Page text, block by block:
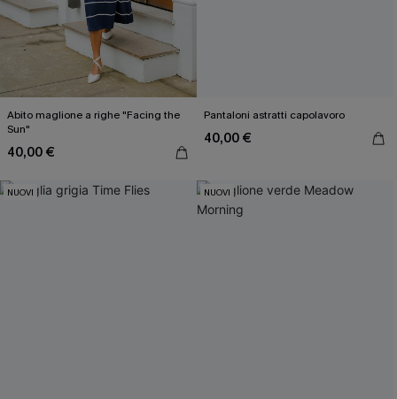
Abito maglione a righe "Facing the
Sun"
40,00 €
Pantaloni astratti capolavoro
40,00 €
NUOVI NUOVI